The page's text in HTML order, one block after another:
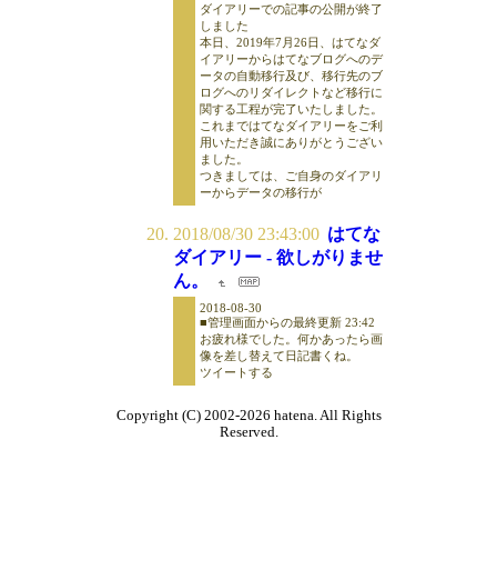
ダイアリーでの記事の公開が終了
しました
本日、2019年7月26日、はてなダ
イアリーからはてなブログへのデ
ータの自動移行及び、移行先のブ
ログへのリダイレクトなど移行に
関する工程が完了いたしました。
これまではてなダイアリーをご利
用いただき誠にありがとうござい
ました。
つきましては、ご自身のダイアリ
ーからデータの移行が
2018/08/30 23:43:00 はてな
ダイアリー - 欲しがりませ
ん。
2018-08-30
■管理画面からの最終更新 23:42
お疲れ様でした。何かあったら画
像を差し替えて日記書くね。
ツイートする
Copyright (C) 2002-2026 hatena. All Rights
Reserved.